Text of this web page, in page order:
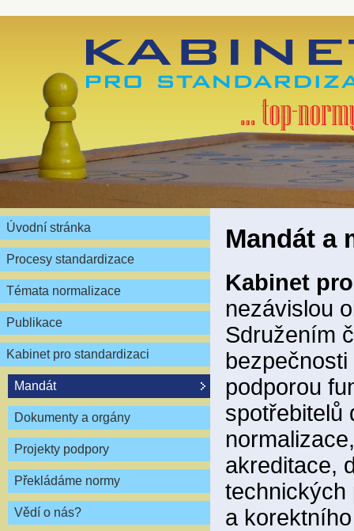
Úvodní stránka
Procesy standardizace
Témata normalizace
Publikace
Kabinet pro standardizaci
Mandát
Dokumenty a orgány
Projekty podpory
Překládáme normy
Vědí o nás?
Mandát a
Kabinet
nezávislou
Sdružením
podporou
spotřebitelů
akreditace,
technických
a